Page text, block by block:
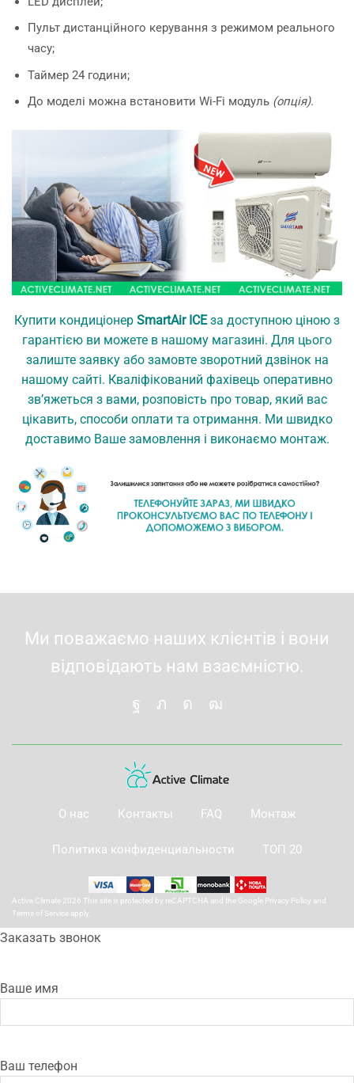
Пульт дистанційного керування з режимом реального
часу;
Таймер 24 години;
До моделі можна встановити Wi-Fi модуль (опція).
Купити кондиціонер SmartAir ICEза доступною ціною з
гарантією ви можете в нашому магазині. Для цього
залиште заявку або замовте зворотний дзвінок на
нашому сайті. Кваліфікований фахівець оперативно
зв’яжеться з вами, розповість про товар, який вас
цікавить, способи оплати та отримання. Ми швидко
доставимо Ваше замовлення і виконаємо монтаж.
Ми поважаємо наших клієнтів і вони
відповідають нам взаємністю.
О нас Контакты FAQ Монтаж
Политика конфиденциальности ТОП 20
Active Climate 2026 This site is protected by reCAPTCHA and the Google Privacy Policy and
Terms of Service apply.
Заказать звонок
Ваше имя
Ваш телефон